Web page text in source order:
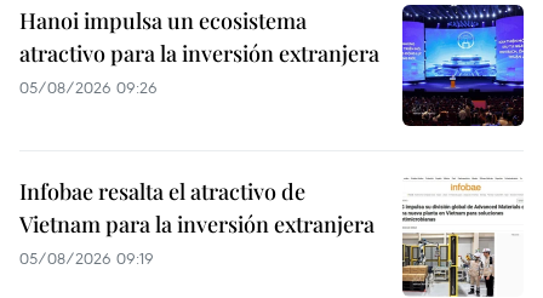
Hanoi impulsa un ecosistema
atractivo para la inversión extranjera
05/08/2026 09:26
Infobae resalta el atractivo de
Vietnam para la inversión extranjera
05/08/2026 09:19